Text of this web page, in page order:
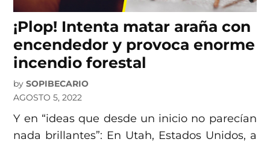
¡Plop! Intenta matar araña con
encendedor y provoca enorme
incendio forestal
by SOPIBECARIO
AGOSTO 5, 2022
Y en “ideas que desde un inicio no parecían
nada brillantes”: En Utah, Estados Unidos, a